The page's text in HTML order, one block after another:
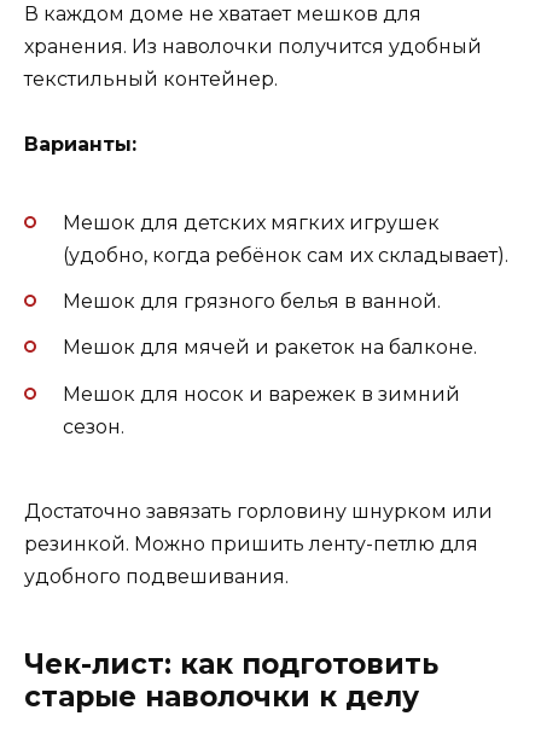
В каждом доме не хватает мешков для
хранения. Из наволочки получится удобный
текстильный контейнер.
Варианты:
Мешок для детских мягких игрушек
(удобно, когда ребёнок сам их складывает).
Мешок для грязного белья в ванной.
Мешок для мячей и ракеток на балконе.
Мешок для носок и варежек в зимний
сезон.
Достаточно завязать горловину шнурком или
резинкой. Можно пришить ленту-петлю для
удобного подвешивания.
Чек-лист: как подготовить
старые наволочки к делу